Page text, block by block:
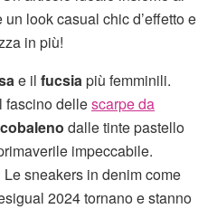
look casual chic d’effetto e
in più!
e il fucsiapiù femminili.
fascino dellescarpe da
dalle tinte pastello
impeccabile.
sneakers in denim come
2024 tornano e stanno